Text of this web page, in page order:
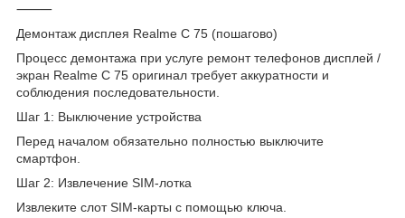
⸻
Демонтаж дисплея Realme C 75 (пошагово)
Процесс демонтажа при услуге ремонт телефонов дисплей /
экран Realme C 75 оригинал требует аккуратности и
соблюдения последовательности.
Шаг 1: Выключение устройства
Перед началом обязательно полностью выключите
смартфон.
Шаг 2: Извлечение SIM-лотка
Извлеките слот SIM-карты с помощью ключа.